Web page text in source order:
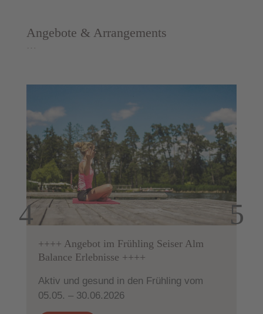
Angebote & Arrangements
++++ Angebot im Frühling Seiser Alm
Balance Erlebnisse ++++
Aktiv und gesund in den Frühling vom
05.05. – 30.06.2026